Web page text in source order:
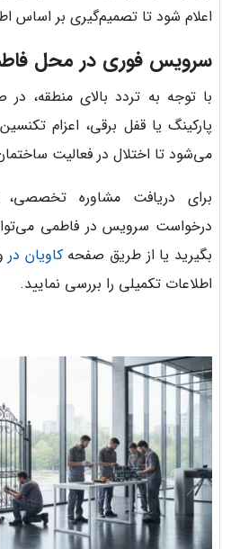
اعلام شود تا تصمیم‌گیری بر اساس
سرویس فوری در محل
با توجه به تردد بالای منطقه،
پارکینگ یا قفل برقی، اعزام
می‌شود تا اختلال در فعالیت
برای دریافت مشاوره تخصصی،
درخواست سرویس در فاطمی
بگیرید یا از طریق صفحهکاویان در
اطلاعات تکمیلی را بررسی نمایید.